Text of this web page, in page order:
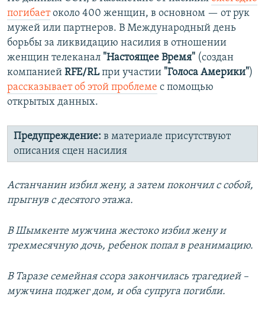
погибаетоколо 400 женщин, в основном — от рук
мужей или партнеров. В Международный день
борьбы за ликвидацию насилия в отношении
женщин телеканал "Настоящее Время" (создан
компанией RFE/RLпри участии "Голоса Америки")
рассказывает об этой проблеме с помощью
открытых данных.
Предупреждение: в материале присутствуют
описания сцен насилия
Астанчанин избил жену, а затем покончил с собой,
прыгнув с десятого этажа.
В Шымкенте мужчина жестоко избил жену и
трехмесячную дочь, ребенок попал в реанимацию.
В Таразе семейная ссора закончилась трагедией –
мужчина поджег дом, и оба супруга погибли.